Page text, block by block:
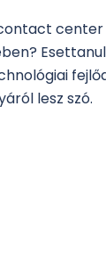
center
lesz szó.